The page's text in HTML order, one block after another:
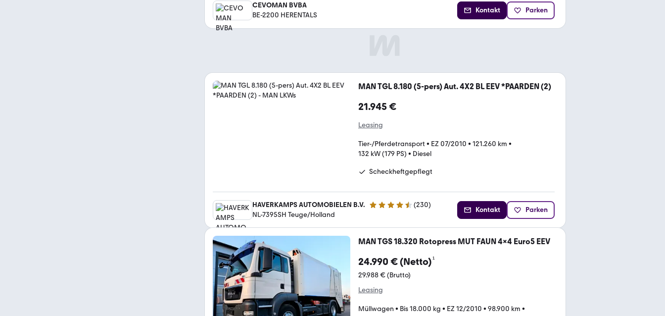
CEVOMAN BVBA
BE-2200 HERENTALS
Kontakt Parken
MAN TGL 8.180 (5-pers) Aut. 4X2 BL EEV *PAARDEN (2)
21.945 €
Leasing
Tier-/Pferdetransport • EZ 07/2010 • 121.260 km •
132 kW (179 PS) • Diesel
Scheckheftgepflegt
HAVERKAMPS AUTOMOBIELEN B.V. 4.5 Sterne (230)
NL-7395SH Teuge/Holland
Kontakt Parken
MAN TGS 18.320 Rotopress MUT FAUN 4x4 Euro5 EEV
24.990 € (Netto)¹
29.988 € (Brutto)
Leasing
Müllwagen • Bis 18.000 kg • EZ 12/2010 • 98.900 km •